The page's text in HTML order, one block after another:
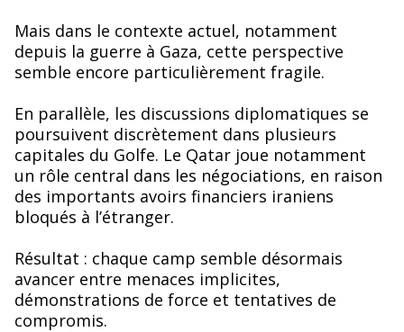
Mais dans le contexte actuel, notamment
depuis la guerre à Gaza, cette perspective
semble encore particulièrement fragile.
En parallèle, les discussions diplomatiques se
poursuivent discrètement dans plusieurs
capitales du Golfe. Le Qatar joue notamment
un rôle central dans les négociations, en raison
des importants avoirs financiers iraniens
bloqués à l’étranger.
Résultat : chaque camp semble désormais
avancer entre menaces implicites,
démonstrations de force et tentatives de
compromis.